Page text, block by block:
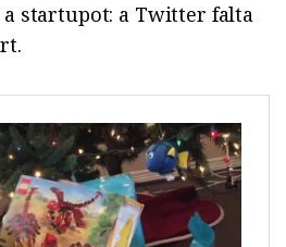
a startupot: a Twitter falta